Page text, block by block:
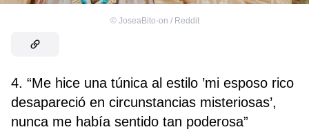
© JoseaBito-on / Reddit
4. “Me hice una túnica al estilo ’mi esposo rico
desapareció en circunstancias misteriosas’,
nunca me había sentido tan poderosa”